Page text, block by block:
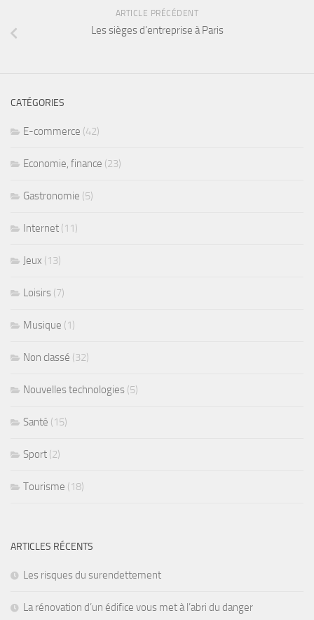
ARTICLE PRÉCÉDENT
Les sièges d’entreprise à Paris
CATÉGORIES
E-commerce (42)
Economie, finance (23)
Gastronomie (5)
Internet (11)
Jeux (13)
Loisirs (7)
Musique (1)
Non classé (32)
Nouvelles technologies (5)
Santé (15)
Sport (2)
Tourisme (18)
ARTICLES RÉCENTS
Les risques du surendettement
La rénovation d’un édifice vous met à l’abri du danger